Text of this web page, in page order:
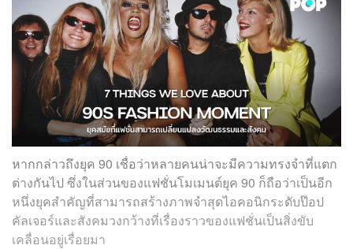
หากกล่าวถึงยุค 90 เชื่อว่าหลายคนน่าจะมีความทรงจำที่แตก
ต่างกันไป ซึ่งในส่วนของแฟชั่นโมเมนต์ยุค 90 ก็ถือว่าเป็นอีก
หนึ่งยุคสำคัญที่สามารถสร้างภาพจำสุดไอคอนิกระดับป๊อป
คัลเจอร์และสังคมวงกว้างที่เรื่องราวของแฟชั่นเป็นสิ่งขับ
เคลื่อนอยู่เรื่อยมา